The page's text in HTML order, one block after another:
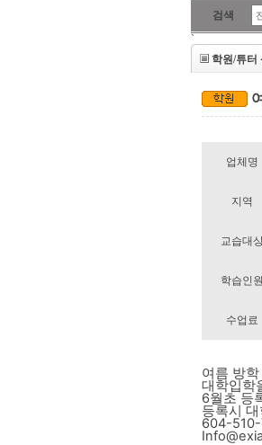
검색
`
학원/튜터
업체명
지역
교습대
학습인원
수업료
여름 방
대학입학
6월초 등
등록시
604-